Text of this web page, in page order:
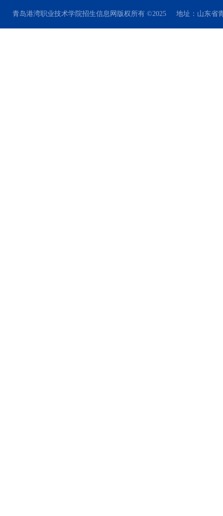
青岛港湾职业技术学院招生信息网版权所有 ©2025 地址：山东